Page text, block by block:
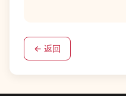
← 返回